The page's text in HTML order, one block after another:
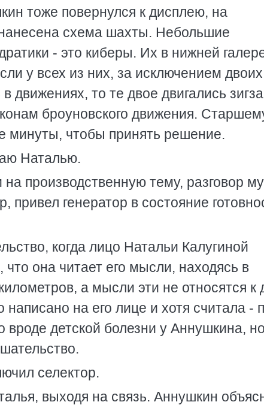
тоже повернулся к дисплею, на
схема шахты. Небольшие
- это киберы. Их в нижней
у всех из них, за исключением
движениях, то те двое двигались
броуновского движения.
минуты, чтобы принять решение.
Наталью.
производственную тему, разговор
генератор в состояние
когда лицо Натальи Калугиной
она читает его мысли, находясь в
а мысли эти не относятся к
на его лице и хотя считала -
вроде детской болезни у Аннушкина,
селектор.
выходя на связь. Аннушкин